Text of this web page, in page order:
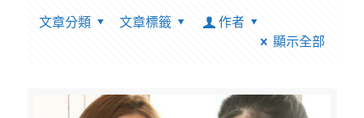
文章分類 文章標籤
作者
顯示全部